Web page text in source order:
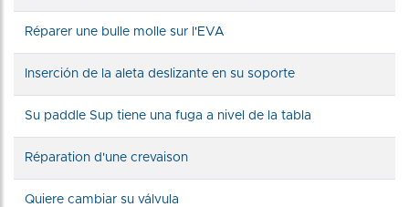
Réparer une bulle molle sur l'EVA
Inserción de la aleta deslizante en su soporte
Su paddle Sup tiene una fuga a nivel de la tabla
Réparation d'une crevaison
Quiere cambiar su válvula